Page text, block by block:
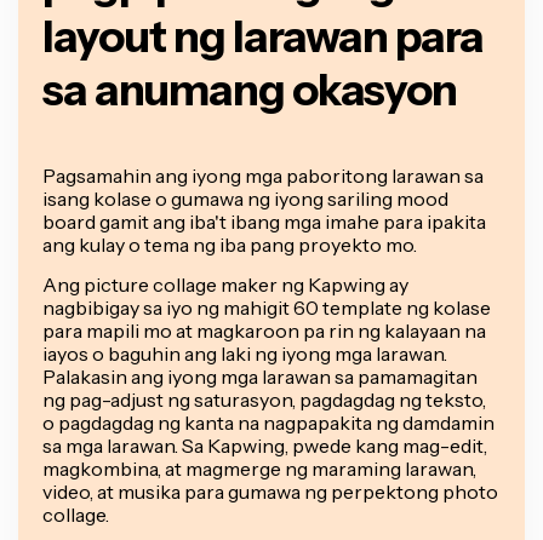
layout ng larawan para
sa anumang okasyon
Pagsamahin ang iyong mga paboritong larawan sa
isang kolase o gumawa ng iyong sariling mood
board gamit ang iba't ibang mga imahe para ipakita
ang kulay o tema ng iba pang proyekto mo.
Ang picture collage maker ng Kapwing ay
nagbibigay sa iyo ng mahigit 60 template ng kolase
para mapili mo at magkaroon pa rin ng kalayaan na
iayos o baguhin ang laki ng iyong mga larawan.
Palakasin ang iyong mga larawan sa pamamagitan
ng pag-adjust ng saturasyon, pagdagdag ng teksto,
o pagdagdag ng kanta na nagpapakita ng damdamin
sa mga larawan. Sa Kapwing, pwede kang mag-edit,
magkombina, at magmerge ng maraming larawan,
video, at musika para gumawa ng perpektong photo
collage.